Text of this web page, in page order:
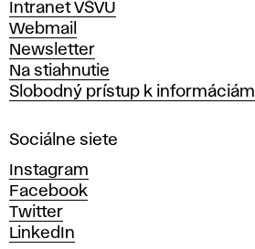
ý
t
v
a
r
ý
c
h
u
m
Intranet VŠVU
Webmail
Newsletter
Na stiahnutie
Slobodný prístup k informáciám
Sociálne siete
Instagram
Facebook
Twitter
LinkedIn